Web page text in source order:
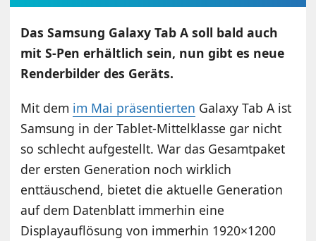
Das Samsung Galaxy Tab A soll bald auch
mit S-Pen erhältlich sein, nun gibt es neue
Renderbilder des Geräts.
Mit dem im Mai präsentierten Galaxy Tab A ist
Samsung in der Tablet-Mittelklasse gar nicht
so schlecht aufgestellt. War das Gesamtpaket
der ersten Generation noch wirklich
enttäuschend, bietet die aktuelle Generation
auf dem Datenblatt immerhin eine
Displayauflösung von immerhin 1920×1200